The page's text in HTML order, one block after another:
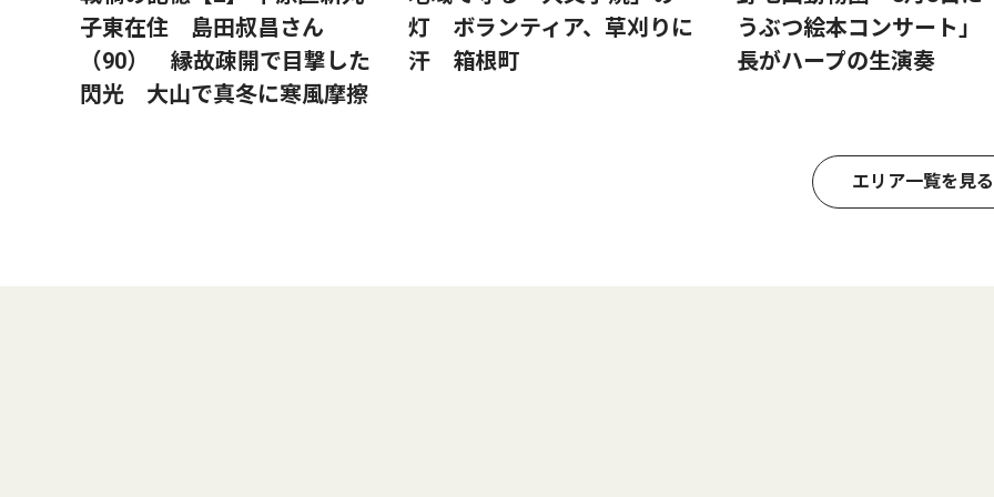
子東在住 島田叔昌さん
（90） 縁故疎開で目撃した
閃光 大山で真冬に寒風摩擦
灯 ボランティア、草刈りに
汗 箱根町
うぶつ絵本コンサート
長がハープの生演奏
エリア一覧を見る